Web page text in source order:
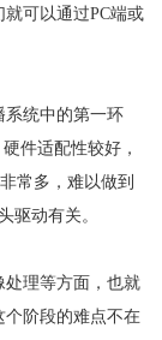
可以通过PC端或
系统中的第一环
件适配性较好，
常多，难以做到
驱动有关。
处理等方面，也就
个阶段的难点不在